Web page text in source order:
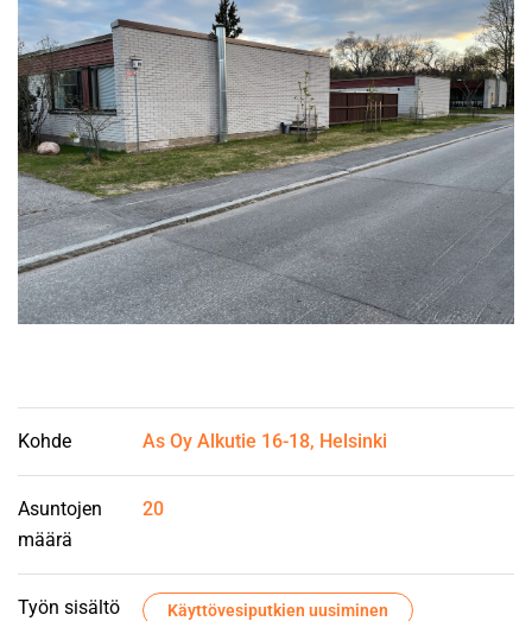
Kohde As Oy Alkutie 16-18, Helsinki
Asuntojen
määrä
20
Työn sisältö
Käyttövesiputkien uusiminen